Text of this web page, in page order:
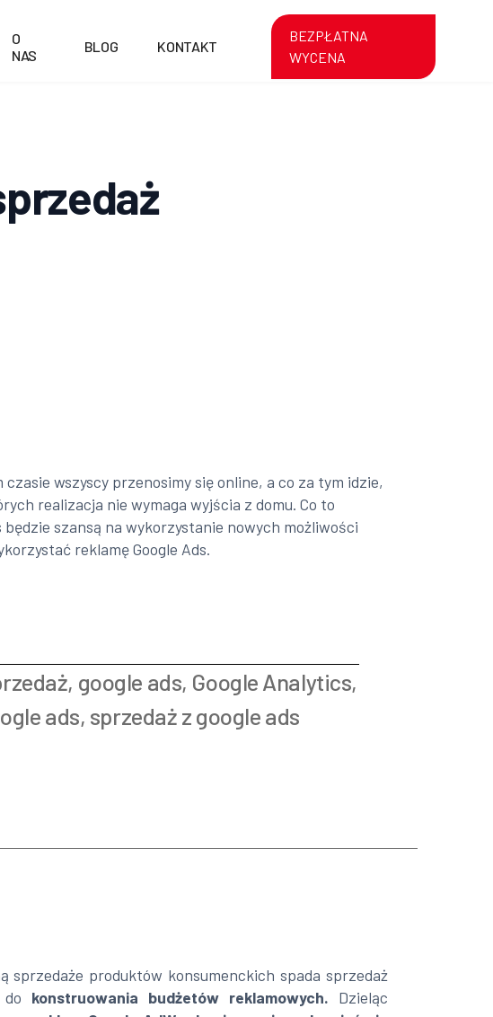
O
NAS
BLOG KONTAKT
BEZPŁATNA
WYCENA
wszyscy przenosimy się online, a co za tym idzie,
realizacja nie wymaga wyjścia z domu. Co to
szansą na wykorzystanie nowych możliwości
reklamę Google Ads.
, google ads, Google Analytics,
ads, sprzedaż z google ads
sprzedaże produktów konsumenckich spada sprzedaż
konstruowania budżetów reklamowych. Dzieląc